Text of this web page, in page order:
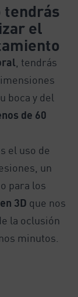
tendrás
el
, tendrás
boca y del
de 60
el uso de
un
para los
3D que nos
la oclusión
minutos.